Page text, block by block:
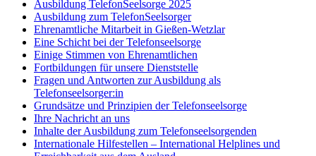
Ausbildung TelefonSeelsorge 2025
Ausbildung zum TelefonSeelsorger
Ehrenamtliche Mitarbeit in Gießen-Wetzlar
Eine Schicht bei der Telefonseelsorge
Einige Stimmen von Ehrenamtlichen
Fortbildungen für unsere Dienststelle
Fragen und Antworten zur Ausbildung als
Telefonseelsorger:in
Grundsätze und Prinzipien der Telefonseelsorge
Ihre Nachricht an uns
Inhalte der Ausbildung zum Telefonseelsorgenden
Internationale Hilfestellen – International Helplines und